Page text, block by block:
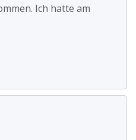
Ich hatte am